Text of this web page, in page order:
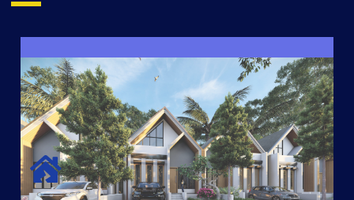
SURYA MADANI CLUSTER
Desain Modern Minimalis dengan Konsep Rumah Pintar
Sehingga Memudahkan Penghuni mengakses rumahnya
dengan Ponsel